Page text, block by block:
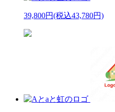
39,800円(税込43,780円)